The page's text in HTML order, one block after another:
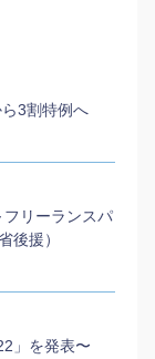
3割特例へ
フリーランスパ
後援）
」を発表〜